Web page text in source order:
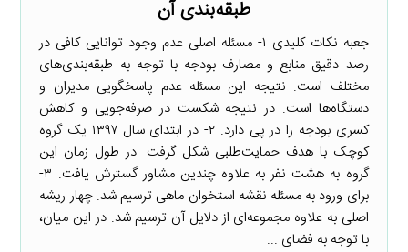
طبقه‌بندی آن
جعبه نکات کلیدی ۱- مسئله اصلی عدم وجود توانایی کافی در
رصد دقیق منابع و مصارف بودجه با توجه به طبقه‌بندی‌های
مختلف است. نتیجه این مسئله عدم پاسخگویی مدیران و
دستگاه‌ها است. در نتیجه شکست در صرفه‌جویی و کاهش
کسری بودجه را در پی دارد. ۲- در ابتدای سال ۱۳۹۷ یک گروه
کوچک با هدف حمایت‌طلبی شکل گرفت. در طول زمان این
گروه به هشت نفر به علاوه چندین مشاور گسترش یافت. ۳-
برای ورود به مسئله نقشه استخوان ماهی ترسیم شد. چهار ریشه
اصلی به علاوه مجموعه‌ای از دلایل آن ترسیم شد. در این میان،
با توجه به فضای ...